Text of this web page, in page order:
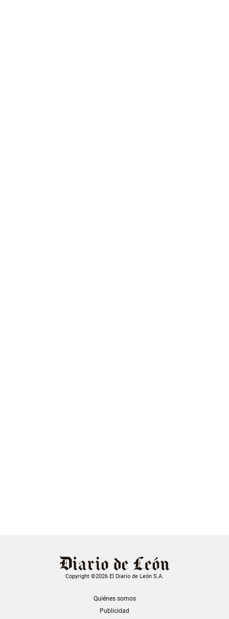
Copyright ©2026 El Diario de León S.A.
Quiénes somos
Publicidad